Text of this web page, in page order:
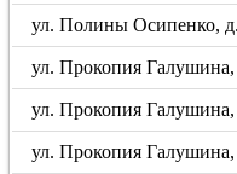
ул. Полины Осипенко, д.
ул. Прокопия Галушина,
ул. Прокопия Галушина,
ул. Прокопия Галушина,